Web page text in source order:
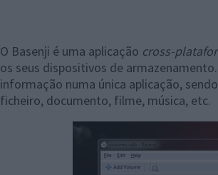
O Basenji é uma aplicação cross-
os seus dispositivos de
informação numa única aplicação,
ficheiro, documento, filme, música, etc.